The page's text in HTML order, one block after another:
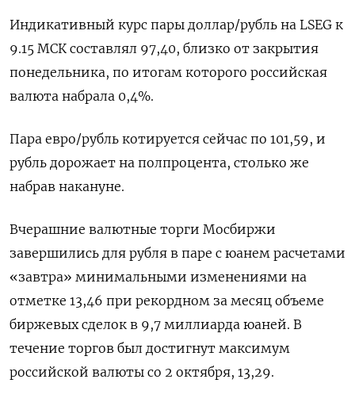
Индикативный курс пары доллар/рубль на LSEG к
9.15 МСК составлял 97,40, близко от закрытия
понедельника, по итогам которого российская
валюта набрала 0,4%.
Пара евро/рубль котируется сейчас по 101,59, и
рубль дорожает на полпроцента, столько же
набрав накануне.
Вчерашние валютные торги Мосбиржи
завершились для рубля в паре с юанем расчетами
«завтра» минимальными изменениями на
отметке 13,46 при рекордном за месяц объеме
биржевых сделок в 9,7 миллиарда юаней. В
течение торгов был достигнут максимум
российской валюты со 2 октября, 13,29.